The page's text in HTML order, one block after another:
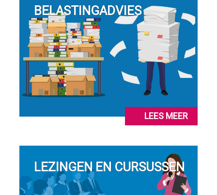
BELASTINGADVIES
LEES MEER
LEZINGEN EN CURSUSSEN